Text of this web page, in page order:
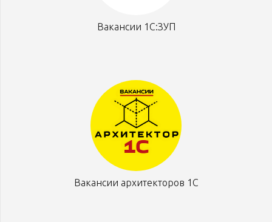
Вакансии 1С:ЗУП
Вакансии архитекторов 1С